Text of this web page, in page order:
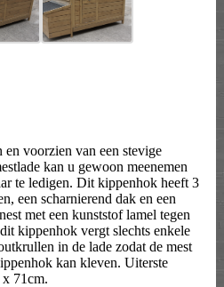
voorzien van een stevige
kan u gewoon meenemen
te ledigen. Dit kippenhok heeft 3
een scharnierend dak en een
met een kunststof lamel tegen
kippenhok vergt slechts enkele
in de lade zodat de mest
kan kleven. Uiterste
71cm.